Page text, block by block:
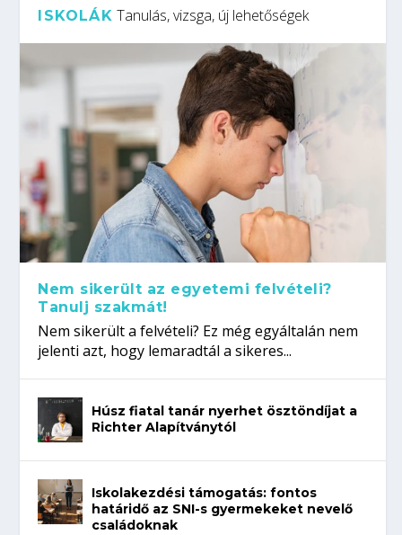
ISKOLÁK Tanulás, vizsga, új lehetőségek
Nem sikerült az egyetemi felvételi?
Tanulj szakmát!
Nem sikerült a felvételi? Ez még egyáltalán nem
jelenti azt, hogy lemaradtál a sikeres...
Húsz fiatal tanár nyerhet ösztöndíjat a
Richter Alapítványtól
Iskolakezdési támogatás: fontos
határidő az SNI-s gyermekeket nevelő
családoknak